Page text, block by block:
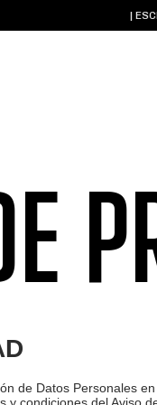
|
de Datos Personales
condiciones del Aviso